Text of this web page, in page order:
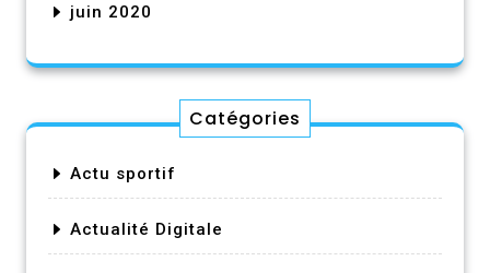
juin 2020
Catégories
Actu sportif
Actualité Digitale